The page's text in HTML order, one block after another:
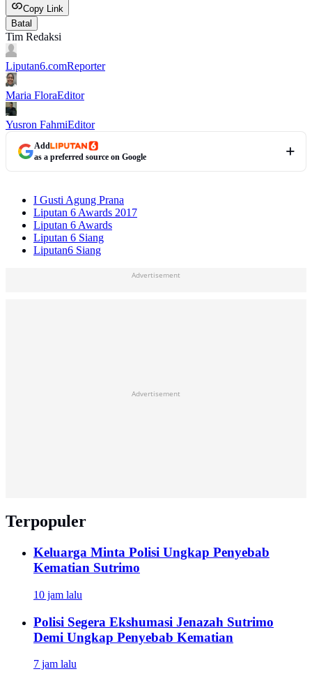
Copy Link
Batal
Tim Redaksi
Liputan6.comReporter
Maria FloraEditor
Yusron FahmiEditor
Add
as a preferred source on Google
I Gusti Agung Prana
Liputan 6 Awards 2017
Liputan 6 Awards
Liputan 6 Siang
Liputan6 Siang
Advertisement
Advertisement
Terpopuler
Keluarga Minta Polisi Ungkap Penyebab
Kematian Sutrimo
10 jam lalu
Polisi Segera Ekshumasi Jenazah Sutrimo
Demi Ungkap Penyebab Kematian
7 jam lalu